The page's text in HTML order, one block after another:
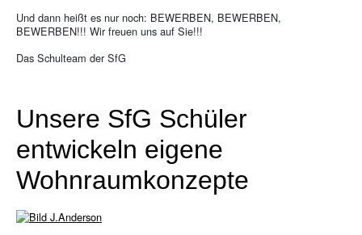
Und dann heißt es nur noch: BEWERBEN, BEWERBEN,
BEWERBEN!!! Wir freuen uns auf Sie!!!
Das Schulteam der SfG
Unsere SfG Schüler
entwickeln eigene
Wohnraumkonzepte